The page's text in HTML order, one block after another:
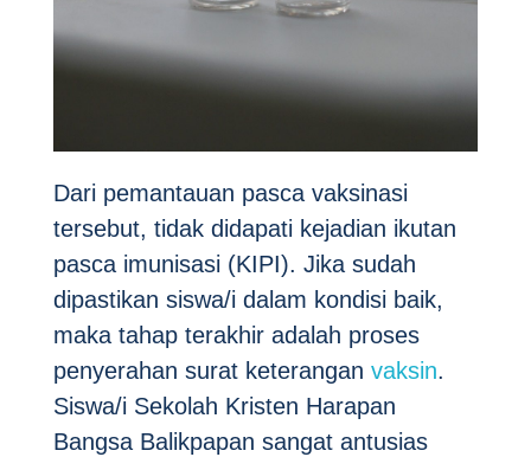
Dari pemantauan pasca vaksinasi
tersebut, tidak didapati kejadian ikutan
pasca imunisasi (KIPI). Jika sudah
dipastikan siswa/i dalam kondisi baik,
maka tahap terakhir adalah proses
penyerahan surat keterangan vaksin.
Siswa/i Sekolah Kristen Harapan
Bangsa Balikpapan sangat antusias